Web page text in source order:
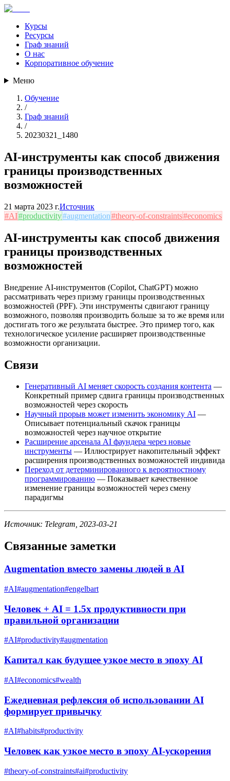
Курсы
Ресурсы
Граф знаний
О нас
Корпоративное обучение
Меню
Обучение
/
Граф знаний
/
20230321_1480
AI-инструменты как способ движения
границы производственных
возможностей
21 марта 2023 г.Источник
#AI#productivity#augmentation#theory-of-constraints#economics
AI-инструменты как способ движения
границы производственных
возможностей
Внедрение AI-инструментов (Copilot, ChatGPT) можно
рассматривать через призму границы производственных
возможностей (PPF). Эти инструменты сдвигают границу
возможного, позволяя производить больше за то же время или
достигать того же результата быстрее. Это пример того, как
технологическое усиление расширяет производственные
возможности организации.
Связи
Генеративный AI меняет скорость создания контента —
Конкретный пример сдвига границы производственных
возможностей через скорость
Научный прорыв может изменить экономику AI —
Описывает потенциальный скачок границы
возможностей через научное открытие
Расширение арсенала AI фаундера через новые
инструменты — Иллюстрирует накопительный эффект
расширения производственных возможностей индивида
Переход от детерминированного к вероятностному
программированию — Показывает качественное
изменение границы возможностей через смену
парадигмы
Источник: Telegram, 2023-03-21
Связанные заметки
Augmentation вместо замены людей в AI
#AI#augmentation#engelbart
Человек + AI = 1.5x продуктивности при
правильной организации
#AI#productivity#augmentation
Капитал как будущее узкое место в эпоху AI
#AI#economics#wealth
Ежедневная рефлексия об использовании AI
формирует привычку
#AI#habits#productivity
Человек как узкое место в эпоху AI-ускорения
#theory-of-constraints#ai#productivity